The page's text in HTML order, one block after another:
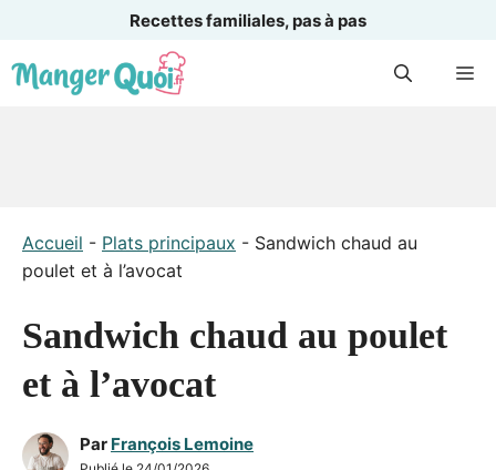
Recettes familiales, pas à pas
au
Accueil - Plats principaux - Sandwich chaud au
poulet et à l’avocat
Sandwich chaud au poulet
et à l’avocat
Par François Lemoine